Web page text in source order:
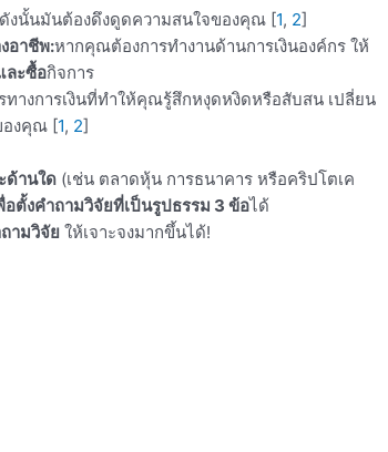
ดังนั้นมันต้องดึงดูดความสนใจของคุณ [1, 2]
อาชีพ:หากคุณต้องการทำงานด้านการเงินองค์กร ให้
ละซื้อกิจการ
ทางการเงินที่ทำให้คุณรู้สึกหงุดหงิดหรือสับสน เปลี่ยน
องคุณ [1, 2]
ด้านใด (เช่น ตลาดหุ้น การธนาคาร หรือคริปโตเค
ตั้งคำถามวิจัยที่เป็นรูปธรรม 3 ข้อได้
ามวิจัย ให้เจาะจงมากขึ้นได้!